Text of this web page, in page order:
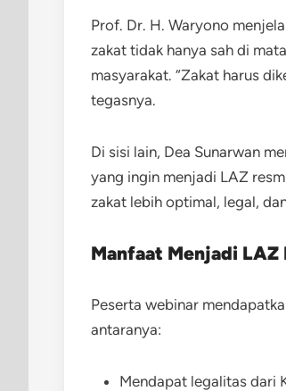
Prof. Dr. H. Waryono
zakat tidak hanya sah di
masyarakat. “Zakat harus
tegasnya.
Di sisi lain, Dea Sunarwan
yang ingin menjadi LAZ
zakat lebih optimal, legal,
Manfaat Menjadi LAZ
Peserta webinar
antaranya:
Mendapat legalitas dari